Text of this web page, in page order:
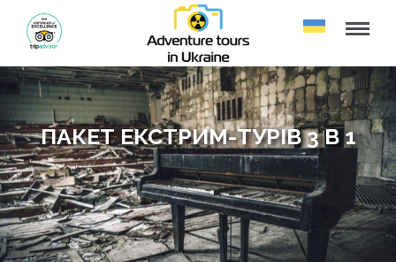
ПАКЕТ ЕКСТРИМ-ТУРІВ 3 В 1